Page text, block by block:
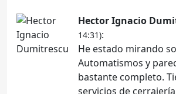
Hector Ignacio
14:31):
He estado mirando
Automatismos y
bastante completo.
servicios de